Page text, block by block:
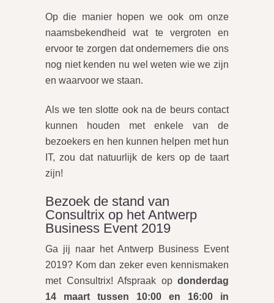
Op die manier hopen we ook om onze
naamsbekendheid wat te vergroten en
ervoor te zorgen dat ondernemers die ons
nog niet kenden nu wel weten wie we zijn
en waarvoor we staan.
Als we ten slotte ook na de beurs contact
kunnen houden met enkele van de
bezoekers en hen kunnen helpen met hun
IT, zou dat natuurlijk de kers op de taart
zijn!
Bezoek de stand van
Consultrix op het Antwerp
Business Event 2019
Ga jij naar het Antwerp Business Event
2019? Kom dan zeker even kennismaken
met Consultrix! Afspraak op donderdag
14 maart tussen 10:00 en 16:00 in